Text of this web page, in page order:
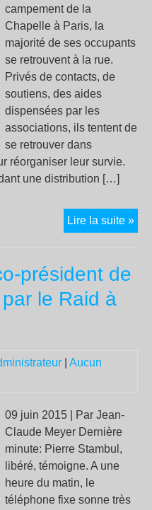
campement de la
Chapelle à Paris, la
majorité de ses occupants
se retrouvent à la rue.
Privés de contacts, de
soutiens, des aides
dispensées par les
associations, ils tentent de
se retrouver dans
réorganiser leur survie.
une distribution […]
Lire la suite »
président de
par le Raid à
Aucun
09 juin 2015 | Par Jean-
Claude Meyer Dernière
minute: Pierre Stambul,
libéré, témoigne. A une
heure du matin, le
téléphone fixe sonne très